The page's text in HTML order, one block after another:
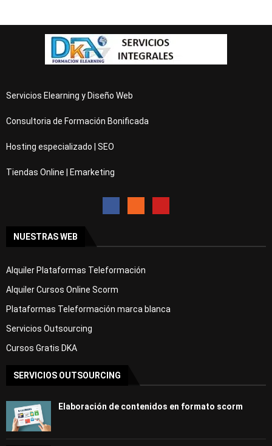
Servicios Elearning y Diseño Web
Consultoria de Formación Bonificada
Hosting especializado | SEO
Tiendas Online | Emarketing
NUESTRAS WEB
Alquiler Plataformas Teleformación
Alquiler Cursos Online Scorm
Plataformas Teleformación marca blanca
Servicios Outsourcing
Cursos Gratis DKA
SERVICIOS OUTSOURCING
Elaboración de contenidos en formato scorm